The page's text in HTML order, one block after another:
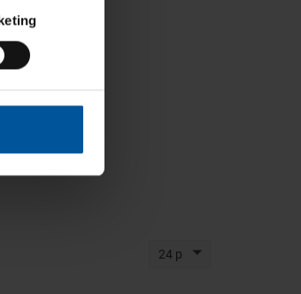
24 p